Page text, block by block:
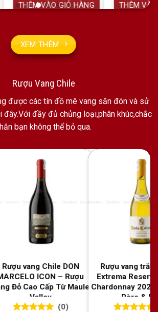
GIỎ HÀNG THÊM VÀO GIỎ HÀNG
XEM THÊM
Rượu Vang Chile
được các tín đồ mê vang săn đón và sử
đây.Với đầy đủ chủng loại,phân khúc,chắc
bạn không thể bỏ qua.
Duveau
Rượu vang Chile Marcelito
Grand Reserve Cabernet
Sauvignon – Vang đỏ cao
cấp từ Central Valley
Rượu